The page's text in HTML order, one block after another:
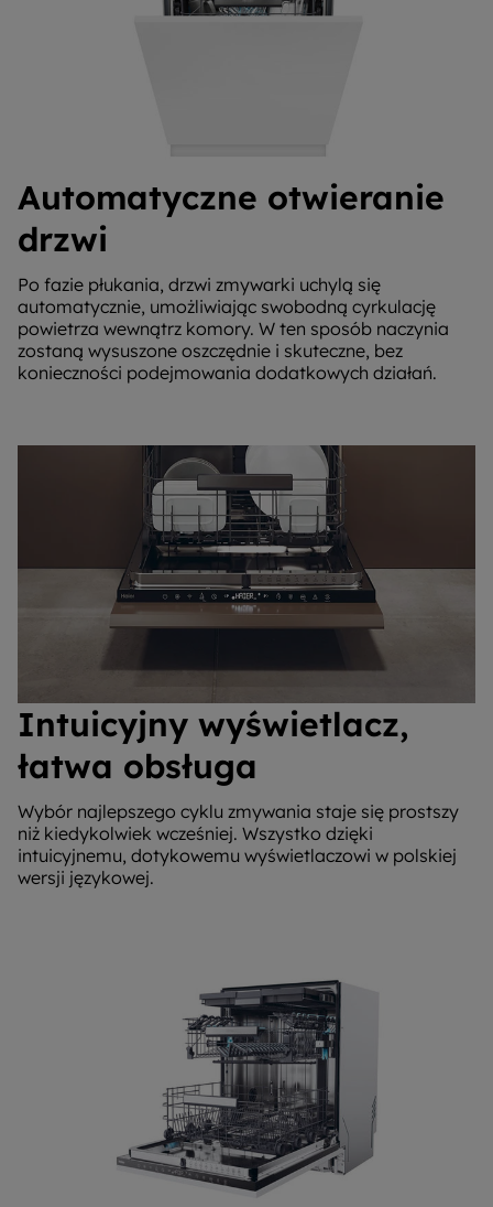
Automatyczne otwieranie
drzwi
Po fazie płukania, drzwi zmywarki uchylą się
automatycznie, umożliwiając swobodną cyrkulację
powietrza wewnątrz komory. W ten sposób naczynia
zostaną wysuszone oszczędnie i skuteczne, bez
konieczności podejmowania dodatkowych działań.
Intuicyjny wyświetlacz,
łatwa obsługa
Wybór najlepszego cyklu zmywania staje się prostszy
niż kiedykolwiek wcześniej. Wszystko dzięki
intuicyjnemu, dotykowemu wyświetlaczowi w polskiej
wersji językowej.